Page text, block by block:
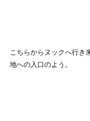
こちらからヌックへ行き
地への入口のよう。